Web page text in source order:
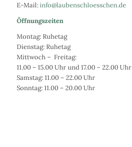
E-Mail:info@laubenschloesschen.de
Öffnungszeiten
Montag: Ruhetag
Dienstag: Ruhetag
Mittwoch – Freitag:
11.00 – 15.00 Uhr und 17.00 – 22.00 Uhr
Samstag: 11.00 – 22.00 Uhr
Sonntag: 11.00 – 20.00 Uhr